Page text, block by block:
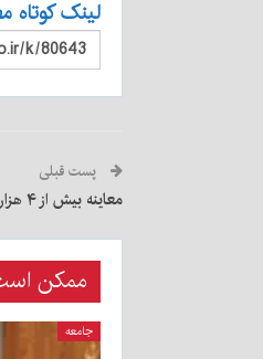
لینک کوتاه
پست قبلی
معاینه بیش از ۴ هزار کودک بمی در طرح‌های پیشگیرانه
ممکن
جامعه